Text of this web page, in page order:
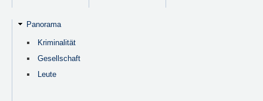
Panorama
Kriminalität
Gesellschaft
Leute